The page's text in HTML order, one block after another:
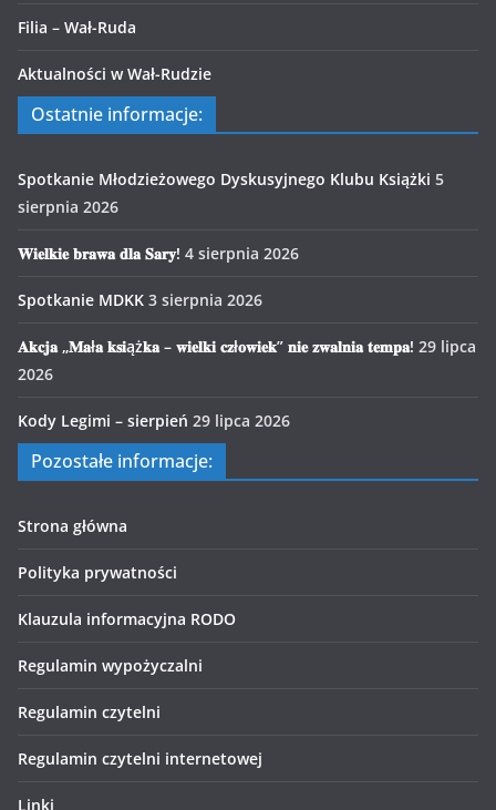
Filia – Wał-Ruda
Aktualności w Wał-Rudzie
Ostatnie informacje:
Spotkanie Młodzieżowego Dyskusyjnego Klubu Książki 5
sierpnia 2026
𝐖𝐢𝐞𝐥𝐤𝐢𝐞 𝐛𝐫𝐚𝐰𝐚 𝐝𝐥𝐚 𝐒𝐚𝐫𝐲! 4 sierpnia 2026
Spotkanie MDKK 3 sierpnia 2026
𝐀𝐤𝐜𝐣𝐚 „𝐌𝐚ł𝐚 𝐤𝐬𝐢ąż𝐤𝐚 – 𝐰𝐢𝐞𝐥𝐤𝐢 𝐜𝐳ł𝐨𝐰𝐢𝐞𝐤” 𝐧𝐢𝐞 𝐳𝐰𝐚𝐥𝐧𝐢𝐚 𝐭𝐞𝐦𝐩𝐚! 29 lipca
2026
Kody Legimi – sierpień 29 lipca 2026
Pozostałe informacje:
Strona główna
Polityka prywatności
Klauzula informacyjna RODO
Regulamin wypożyczalni
Regulamin czytelni
Regulamin czytelni internetowej
Linki